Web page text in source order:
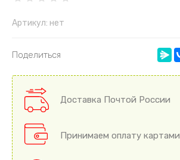
Артикул: нет
Поделиться
Доставка Почтой России
Принимаем оплату картами